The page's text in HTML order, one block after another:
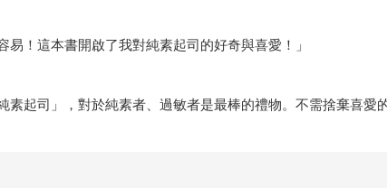
易！這本書開啟了我對純素起司的好奇與喜愛！」
素起司」，對於純素者、過敏者是最棒的禮物。不需捨棄喜愛